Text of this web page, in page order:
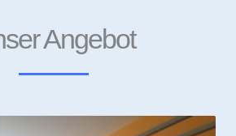
Angebot